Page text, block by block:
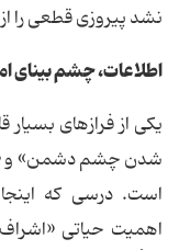
نشد پیروزی قطعی را
اطلاعات، چشم بینای
یکی از فرازهای بسیار
شدن چشم دشمن» و
است. درسی که اینجا
اهمیت حیاتی